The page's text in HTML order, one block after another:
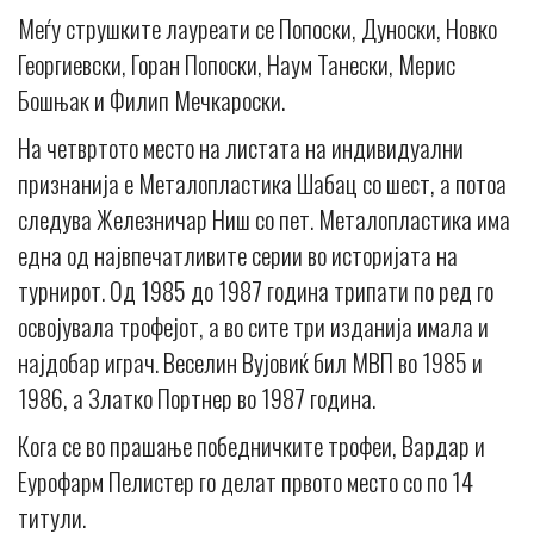
Меѓу струшките лауреати се Попоски, Дуноски, Новко
Георгиевски, Горан Попоски, Наум Танески, Мерис
Бошњак и Филип Мечкароски.
На четвртото место на листата на индивидуални
признанија е Металопластика Шабац со шест, а потоа
следува Железничар Ниш со пет. Металопластика има
една од највпечатливите серии во историјата на
турнирот. Од 1985 до 1987 година трипати по ред го
освојувала трофејот, а во сите три изданија имала и
најдобар играч. Веселин Вујовиќ бил МВП во 1985 и
1986, а Златко Портнер во 1987 година.
Кога се во прашање победничките трофеи, Вардар и
Еурофарм Пелистер го делат првото место со по 14
титули.